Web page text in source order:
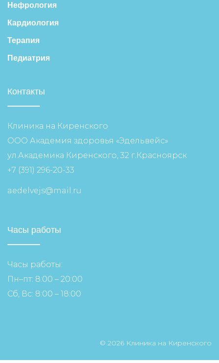
Нефрология
Кардиология
Терапия
Педиатрия
Контакты
Клиника на Киренского
ООО Академия здоровья «Эдельвейс»
ул.Академика Киренского, 32 г.Красноярск
+7 (391) 296-20-33
aedelvejs@mail.ru
Часы работы
Часы работы:
Пн–пт: 8:00 – 20:00
Сб, Вс: 8:00 – 18:00
© 2026 Клиника на Киренского